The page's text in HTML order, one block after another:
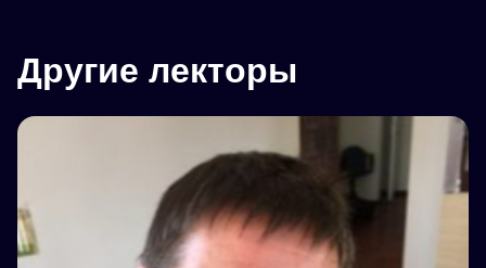
Другие лекторы